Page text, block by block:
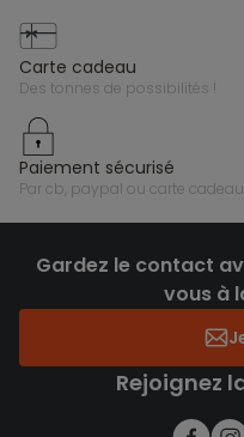
carte cadeau
des tonnes de possibilités !
paiement sécurisé
par cb, paypal ou carte cadeau
Gardez le contact
vous à
Rejoignez